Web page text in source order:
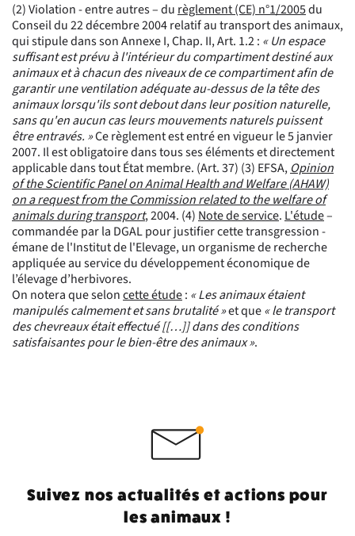
(2) Violation - entre autres – du règlement (CE) n°1/2005du
Conseil du 22 décembre 2004 relatif au transport des animaux,
qui stipule dans son Annexe I, Chap. II, Art. 1.2 : « Un espace
suffisant est prévu à l'intérieur du compartiment destiné aux
animaux et à chacun des niveaux de ce compartiment afin de
garantir une ventilation adéquate au-dessus de la tête des
animaux lorsqu'ils sont debout dans leur position naturelle,
sans qu'en aucun cas leurs mouvements naturels puissent
être entravés. »Ce règlement est entré en vigueur le 5 janvier
2007. Il est obligatoire dans tous ses éléments et directement
applicable dans tout État membre. (Art. 37) (3) EFSA, Opinion
of the Scientific Panel on Animal Health and Welfare (AHAW)
on a request from the Commission related to the welfare of
animals during transport, 2004. (4) Note de service. L'étude–
commandée par la DGAL pour justifier cette transgression -
émane de l'Institut de l'Elevage, un organisme de recherche
appliquée au service du développement économique de
l’élevage d’herbivores.
On notera que seloncette étude: « Les animaux étaient
manipulés calmement et sans brutalité »et que« le transport
des chevreaux était effectué [[…]] dans des conditions
satisfaisantes pour le bien-être des animaux ».
Suivez nos actualités et actions pour
les animaux !